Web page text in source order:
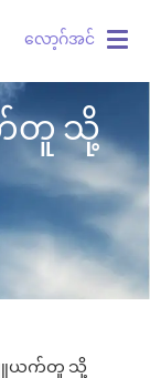
လော့ဂ်အင်
တူ သို့
နျူယက်တူ သို့